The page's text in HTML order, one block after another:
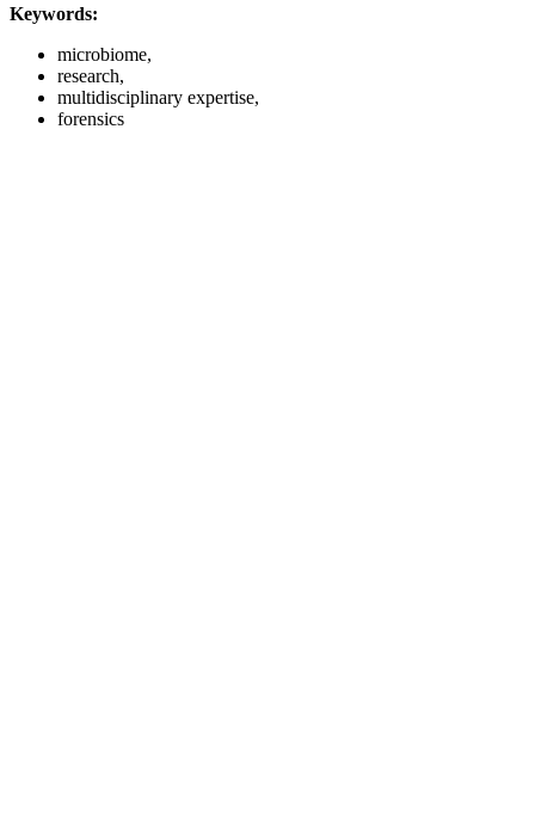
Keywords:
microbiome,
research,
multidisciplinary expertise,
forensics